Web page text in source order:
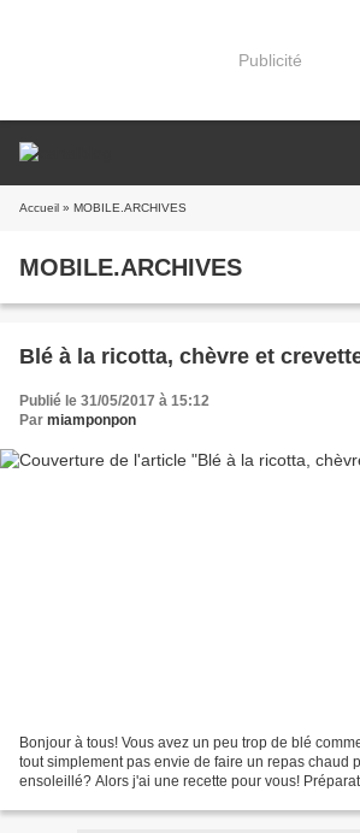
Publicité
Accueil » MOBILE.ARCHIVES
MOBILE.ARCHIVES
Blé à la ricotta, chèvre et
Publié le 31/05/2017 à 15:12
Par miamponpon
Bonjour à tous! Vous avez un peu trop de blé
tout simplement pas envie de faire un repas chaud
ensoleillé? Alors j'ai une recette pour vous!